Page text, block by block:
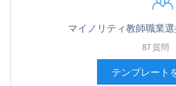
マイノリティ教師職業
87 質問
テンプレート